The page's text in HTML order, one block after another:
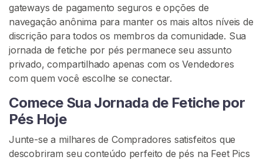
gateways de pagamento seguros e opções de
navegação anônima para manter os mais altos níveis de
discrição para todos os membros da comunidade. Sua
jornada de fetiche por pés permanece seu assunto
privado, compartilhado apenas com os Vendedores
com quem você escolhe se conectar.
Comece Sua Jornada de Fetiche por
Pés Hoje
Junte-se a milhares de Compradores satisfeitos que
descobriram seu conteúdo perfeito de pés na Feet Pics
C
o
n
t
a
t
o